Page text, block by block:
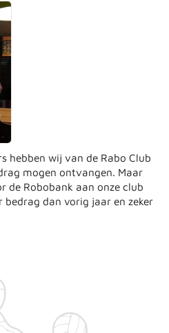
hebben wij van de Rabo Club
mogen ontvangen. Maar
de Robobank aan onze club
bedrag dan vorig jaar en zeker